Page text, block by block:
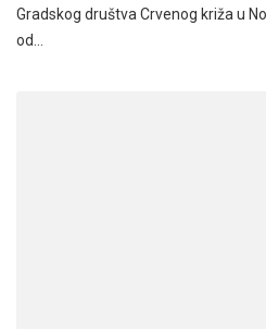
Gradskog društva Crvenog križa u
od…